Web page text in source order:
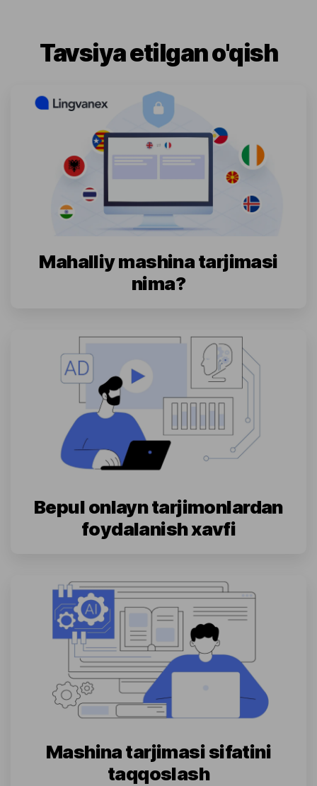
Tavsiya etilgan o'qish
Mahalliy mashina tarjimasi
nima?
Bepul onlayn tarjimonlardan
foydalanish xavfi
Mashina tarjimasi sifatini
taqqoslash